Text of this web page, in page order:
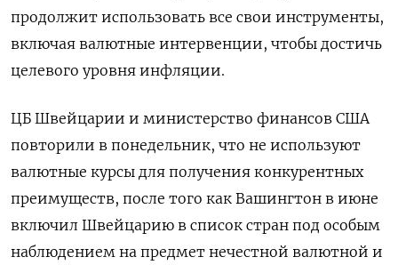
продолжит использовать все свои инструменты,
включая валютные интервенции, чтобы достичь
целевого уровня инфляции.
ЦБ Швейцарии и министерство финансов США
повторили в понедельник, что не используют
валютные курсы для получения конкурентных
преимуществ, после того как Вашингтон в июне
включил Швейцарию в список стран под особым
наблюдением на предмет нечестной валютной и